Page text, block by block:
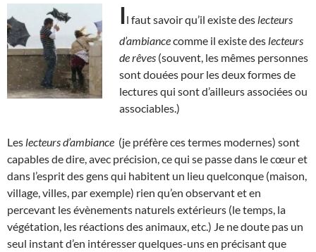
Il faut savoir qu’il existe des lecteurs
d’ambiancecomme il existe des lecteurs
de rêves (souvent, les mêmes personnes
sont douées pour les deux formes de
lectures qui sont d’ailleurs associées ou
associables.)
Les lecteurs d’ambiance (je préfère ces termes modernes) sont
capables de dire, avec précision, ce qui se passe dans le cœur et
dans l’esprit des gens qui habitent un lieu quelconque (maison,
village, villes, par exemple) rien qu’en observant et en
percevant les évènements naturels extérieurs (le temps, la
végétation, les réactions des animaux, etc.) Je ne doute pas un
seul instant d’en intéresser quelques-uns en précisant que